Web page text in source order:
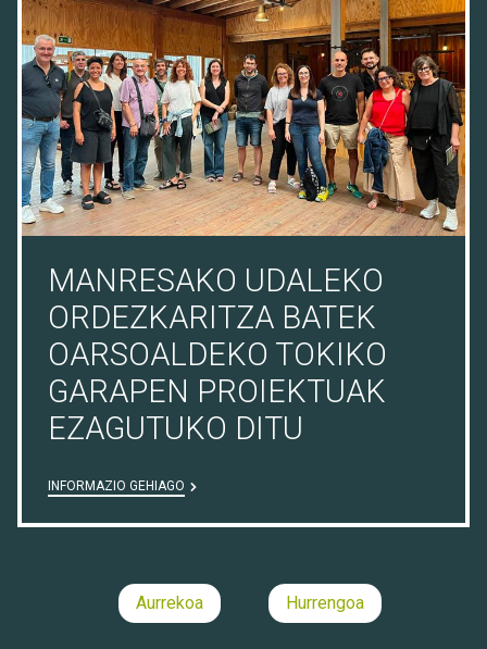
MANRESAKO UDALEKO
ORDEZKARITZA BATEK
OARSOALDEKO TOKIKO
GARAPEN PROIEKTUAK
EZAGUTUKO DITU
INFORMAZIO GEHIAGO
Aurrekoa Hurrengoa